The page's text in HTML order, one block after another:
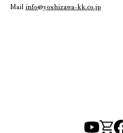
Mail info@yoshizawa-kk.co.jp